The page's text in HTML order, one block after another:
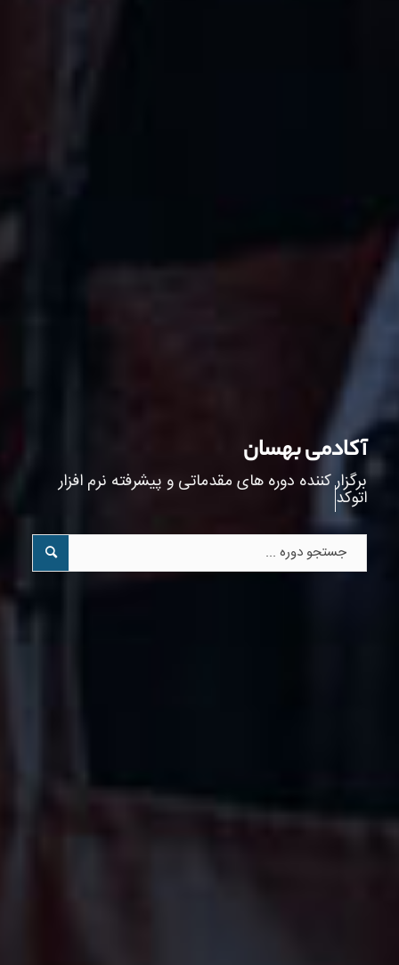
آکادمی بهسان
برگزار کننده دوره‌ های مقدماتی و پیشرفته نرم افزار
اتوکد